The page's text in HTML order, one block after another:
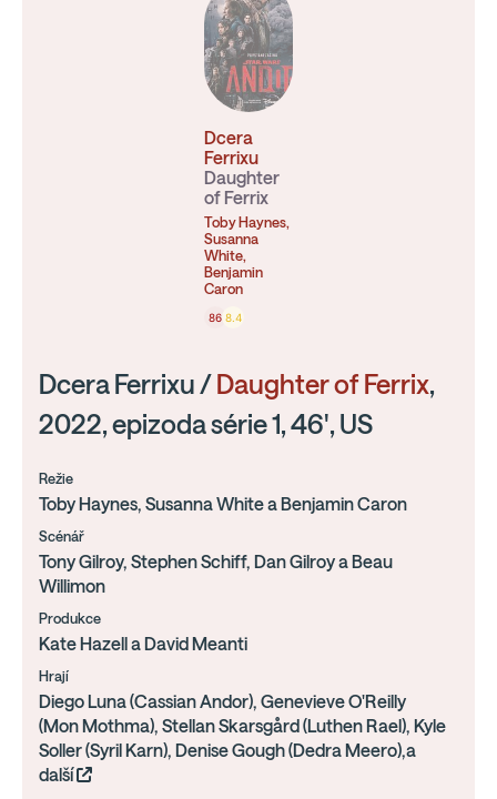
Dcera
Ferrixu
Daughter
of Ferrix
Toby Haynes,
Susanna
White,
Benjamin
Caron
86 8.4
Dcera Ferrixu / Daughter of Ferrix,
2022, epizoda série 1, 46', US
Režie
Toby Haynes, Susanna White a Benjamin Caron
Scénář
Tony Gilroy, Stephen Schiff, Dan Gilroy a Beau
Willimon
Produkce
Kate Hazell a David Meanti
Hrají
Diego Luna (Cassian Andor), Genevieve O'Reilly
(Mon Mothma), Stellan Skarsgård (Luthen Rael), Kyle
Soller (Syril Karn), Denise Gough (Dedra Meero),a
další